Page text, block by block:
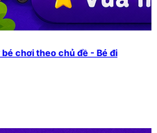
chơi theo chủ đề - Bé đi